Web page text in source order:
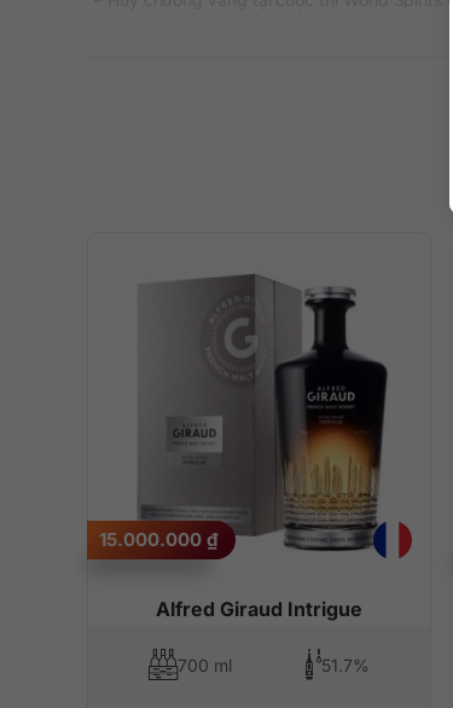
Màu sắc: Màu hổ phách sáng tinh tế
Cách thưởng thức: Uống nguyên chất,
Mô tả hương vị rượu
– Hương thơm: Đa tầng hương thơm và
ong hoa keo ngọt ngào.
– Hương vị: Vị rượu ngọt ngào mãnh liệt và
– Hậu vị: Kết thúc kéo dài, nồng ấm với
Alfred Giraud Intrigue
15.000.000 ₫
700 ml 51.7%